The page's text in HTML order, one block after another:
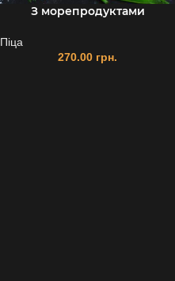
З морепродуктами
Піца
270.00 грн.